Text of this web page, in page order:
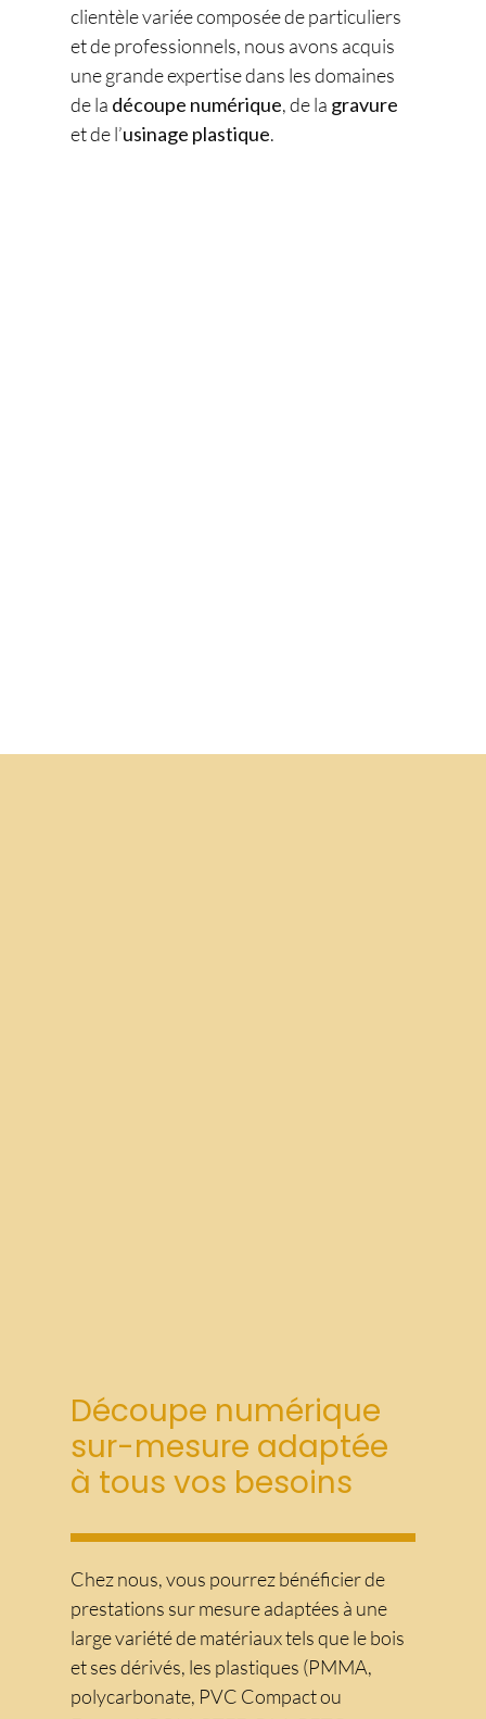
clientèle variée composée de particuliers
et de professionnels, nous avons acquis
une grande expertise dans les domaines
de la découpe numérique, de la gravure
et de l’usinage plastique.
Découpe numérique
sur-mesure adaptée
à tous vos besoins
Chez nous, vous pourrez bénéficier de
prestations sur mesure adaptées à une
large variété de matériaux tels que le bois
et ses dérivés, les plastiques (PMMA,
polycarbonate, PVC Compact ou